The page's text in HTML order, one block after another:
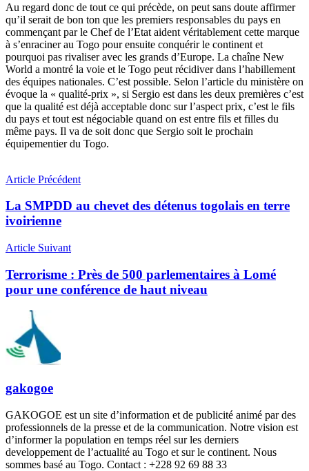
Au regard donc de tout ce qui précède, on peut sans doute affirmer
qu’il serait de bon ton que les premiers responsables du pays en
commençant par le Chef de l’Etat aident véritablement cette marque
à s’enraciner au Togo pour ensuite conquérir le continent et
pourquoi pas rivaliser avec les grands d’Europe. La chaîne New
World a montré la voie et le Togo peut récidiver dans l’habillement
des équipes nationales. C’est possible. Selon l’article du ministère on
évoque la « qualité-prix », si Sergio est dans les deux premières c’est
que la qualité est déjà acceptable donc sur l’aspect prix, c’est le fils
du pays et tout est négociable quand on est entre fils et filles du
même pays. Il va de soit donc que Sergio soit le prochain
équipementier du Togo.
Article Précédent
La SMPDD au chevet des détenus togolais en terre
ivoirienne
Article Suivant
Terrorisme : Près de 500 parlementaires à Lomé
pour une conférence de haut niveau
gakogoe
GAKOGOE est un site d’information et de publicité animé par des
professionnels de la presse et de la communication. Notre vision est
d’informer la population en temps réel sur les derniers
developpement de l’actualité au Togo et sur le continent. Nous
sommes basé au Togo. Contact : +228 92 69 88 33